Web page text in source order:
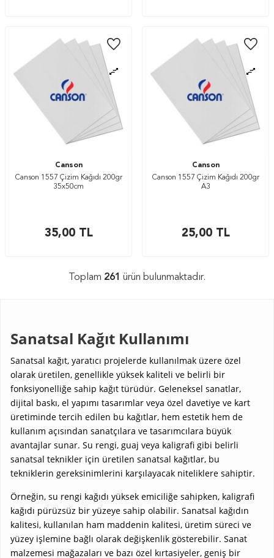
Canson
Canson 1557 Çizim Kağıdı 200gr
35x50cm
35,00TL
Canson
Canson 1557 Çizim Kağıdı 200gr
A3
25,00TL
Toplam 261 ürün bulunmaktadır.
Sanatsal Kağıt Kullanımı
Sanatsal kağıt, yaratıcı projelerde kullanılmak üzere özel
olarak üretilen, genellikle yüksek kaliteli ve belirli bir
fonksiyonelliğe sahip kağıt türüdür. Geleneksel sanatlar,
dijital baskı, el yapımı tasarımlar veya özel davetiye ve kart
üretiminde tercih edilen bu kağıtlar, hem estetik hem de
kullanım açısından sanatçılara ve tasarımcılara büyük
avantajlar sunar. Su rengi, guaj veya kaligrafi gibi belirli
sanatsal teknikler için üretilen sanatsal kağıtlar, bu
tekniklerin gereksinimlerini karşılayacak niteliklere sahiptir.
Örneğin, su rengi kağıdı yüksek emiciliğe sahipken, kaligrafi
kağıdı pürüzsüz bir yüzeye sahip olabilir. Sanatsal kağıdın
kalitesi, kullanılan ham maddenin kalitesi, üretim süreci ve
yüzey işlemine bağlı olarak değişkenlik gösterebilir. Sanat
malzemesi mağazaları ve bazı özel kırtasiyeler, geniş bir